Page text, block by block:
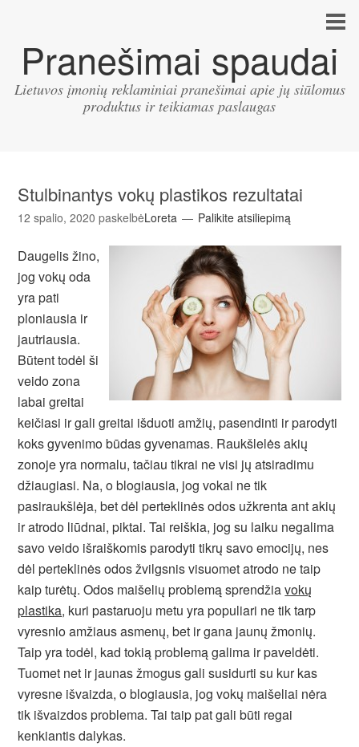
Pranešimai spaudai
Lietuvos įmonių reklaminiai pranešimai apie jų siūlomus
produktus ir teikiamas paslaugas
Stulbinantys vokų plastikos rezultatai
12 spalio, 2020 paskelbėLoreta Palikite atsiliepimą
Daugelis žino,
jog vokų oda
yra pati
ploniausia ir
jautriausia.
Būtent todėl ši
veido zona
labai greitai
keičiasi ir gali greitai išduoti amžių, pasendinti ir parodyti
koks gyvenimo būdas gyvenamas. Raukšlelės akių
zonoje yra normalu, tačiau tikrai ne visi jų atsiradimu
džiaugiasi. Na, o blogiausia, jog vokai ne tik
pasiraukšlėja, bet dėl perteklinės odos užkrenta ant akių
ir atrodo liūdnai, piktai. Tai reiškia, jog su laiku negalima
savo veido išraiškomis parodyti tikrų savo emocijų, nes
dėl perteklinės odos žvilgsnis visuomet atrodo ne taip
kaip turėtų. Odos maišelių problemą sprendžiavokų
plastika, kuri pastaruoju metu yra populiari ne tik tarp
vyresnio amžiaus asmenų, bet ir gana jaunų žmonių.
Taip yra todėl, kad tokią problemą galima ir paveldėti.
Tuomet net ir jaunas žmogus gali susidurti su kur kas
vyresne išvaizda, o blogiausia, jog vokų maišeliai nėra
tik išvaizdos problema. Tai taip pat gali būti regai
kenkiantis dalykas.